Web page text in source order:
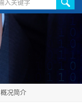
概况简介